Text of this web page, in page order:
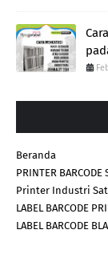
Beranda
PRINTER BARCODE
Printer Industri
LABEL BARCODE
LABEL BARCODE